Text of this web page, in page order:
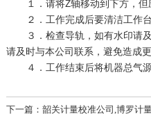
１．请将Z轴移动到下方，
２．工作完成后要清洁工作
３．检查导轨，如有水印请
请及时与本公司联系，避免造成
４．工作结束后将机器总气
下一篇：韶关计量校准公司,博罗计